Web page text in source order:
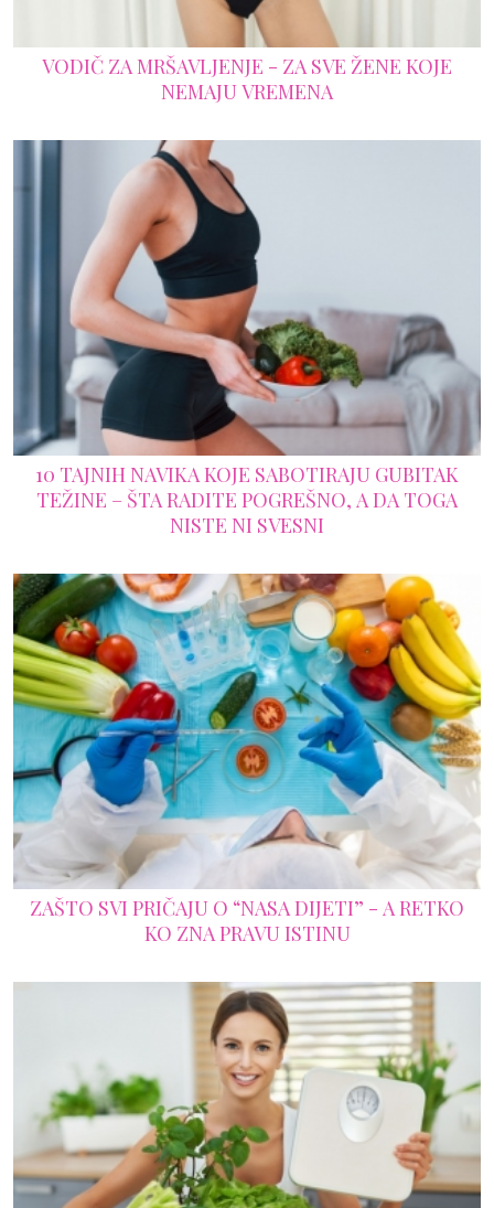
VODIČ ZA MRŠAVLJENJE - ZA SVE ŽENE KOJE
NEMAJU VREMENA
10 TAJNIH NAVIKA KOJE SABOTIRAJU GUBITAK
TEŽINE – ŠTA RADITE POGREŠNO, A DA TOGA
NISTE NI SVESNI
ZAŠTO SVI PRIČAJU O “NASA DIJETI” - A RETKO
KO ZNA PRAVU ISTINU